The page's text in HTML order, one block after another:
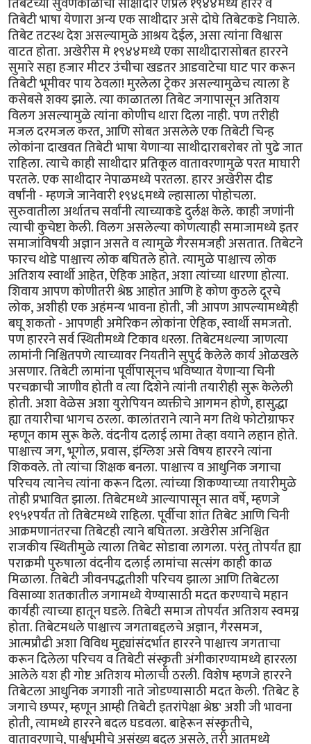
तिबेटी भाषा येणारा अन्य एक साथीदार असे दोघे तिबेटकडे निघाले.
तिबेट तटस्थ देश असल्यामुळे आश्रय देईल, असा त्यांना विश्वास
वाटत होता. अखेरीस मे १९४४मध्ये एका साथीदारासोबत हाररने
सुमारे सहा हजार मीटर उंचीचा खडतर आडवाटेचा घाट पार करून
तिबेटी भूमीवर पाय ठेवला! मुरलेला ट्रेकर असल्यामुळेच त्याला हे
कसेबसे शक्य झाले. त्या काळातला तिबेट जगापासून अतिशय
विलग असल्यामुळे त्यांना कोणीच थारा दिला नाही. पण तरीही
मजल दरमजल करत, आणि सोबत असलेले एक तिबेटी चिन्ह
लोकांना दाखवत तिबेटी भाषा येणार्‍या साथीदाराबरोबर तो पुढे जात
राहिला. त्याचे काही साथीदार प्रतिकूल वातावरणामुळे परत माघारी
परतले. एक साथीदार नेपाळमध्ये परतला. हारर अखेरीस दीड
वर्षांनी - म्हणजे जानेवारी १९४६मध्ये ल्हासाला पोहोचला.
सुरुवातीला अर्थातच सर्वांनी त्याच्याकडे दुर्लक्ष केले. काही जणांनी
त्याची कुचेष्टा केली. विलग असलेल्या कोणत्याही समाजामध्ये इतर
समाजांविषयी अज्ञान असते व त्यामुळे गैरसमजही असतात. तिबेटने
फारच थोडे पाश्चात्त्य लोक बघितले होते. त्यामुळे पाश्चात्त्य लोक
अतिशय स्वार्थी आहेत, ऐहिक आहेत, अशा त्यांच्या धारणा होत्या.
शिवाय आपण कोणीतरी श्रेष्ठ आहोत आणि हे कोण कुठले दूरचे
लोक, अशीही एक अहंमन्य भावना होती, जी आपण आपल्यामध्येही
बघू शकतो - आपणही अमेरिकन लोकांना ऐहिक, स्वार्थी समजतो.
पण हाररने सर्व स्थितीमध्ये टिकाव धरला. तिबेटमधल्या जाणत्या
लामांनी निश्चितपणे त्याच्यावर नियतीने सुपुर्द केलेले कार्य ओळखले
असणार. तिबेटी लामांना पूर्वीपासूनच भविष्यात येणार्‍या चिनी
परचक्राची जाणीव होती व त्या दिशेने त्यांनी तयारीही सुरू केलेली
होती. अशा वेळेस अशा युरोपियन व्यक्तीचे आगमन होणे, हासुद्धा
ह्या तयारीचा भागच ठरला. कालांतराने त्याने मग तिथे फोटोग्राफर
म्हणून काम सुरू केले. वंदनीय दलाई लामा तेव्हा वयाने लहान होते.
पाश्चात्त्य जग, भूगोल, प्रवास, इंग्लिश असे विषय हाररने त्यांना
शिकवले. तो त्यांचा शिक्षक बनला. पाश्चात्त्य व आधुनिक जगाचा
परिचय त्यानेच त्यांना करून दिला. त्यांच्या शिकण्याच्या तयारीमुळे
तोही प्रभावित झाला. तिबेटमध्ये आल्यापासून सात वर्षे, म्हणजे
१९५१पर्यंत तो तिबेटमध्ये राहिला. पूर्वीचा शांत तिबेट आणि चिनी
आक्रमणानंतरचा तिबेटही त्याने बघितला. अखेरीस अनिश्चित
राजकीय स्थितीमुळे त्याला तिबेट सोडावा लागला. परंतु तोपर्यंत ह्या
पराक्रमी पुरुषाला वंदनीय दलाई लामांचा सत्संग काही काळ
मिळाला. तिबेटी जीवनपद्धतीशी परिचय झाला आणि तिबेटला
विसाव्या शतकातील जगामध्ये येण्यासाठी मदत करण्याचे महान
कार्यही त्याच्या हातून घडले. तिबेटी समाज तोपर्यंत अतिशय स्वमग्न
होता. तिबेटमधले पाश्चात्त्य जगताबद्दलचे अज्ञान, गैरसमज,
आत्मप्रौढी अशा विविध मुद्द्यांसंदर्भात हाररने पाश्चात्त्य जगताचा
करून दिलेला परिचय व तिबेटी संस्कृती अंगीकारण्यामध्ये हाररला
आलेले यश ही गोष्ट अतिशय मोलाची ठरली. विशेष म्हणजे हाररने
तिबेटला आधुनिक जगाशी नाते जोडण्यासाठी मदत केली. 'तिबेट हे
जगाचे छप्पर, म्हणून आम्ही तिबेटी इतरांपेक्षा श्रेष्ठ' अशी जी भावना
होती, त्यामध्ये हाररने बदल घडवला. बाहेरून संस्कृतीचे,
वातावरणाचे, पार्श्वभूमीचे असंख्य बदल असले, तरी आतमध्ये